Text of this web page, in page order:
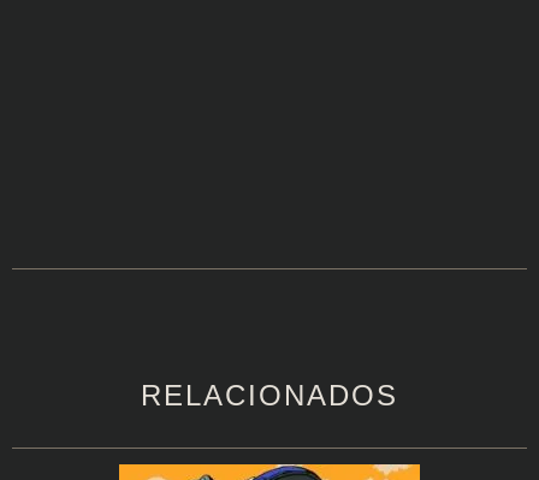
RELACIONADOS